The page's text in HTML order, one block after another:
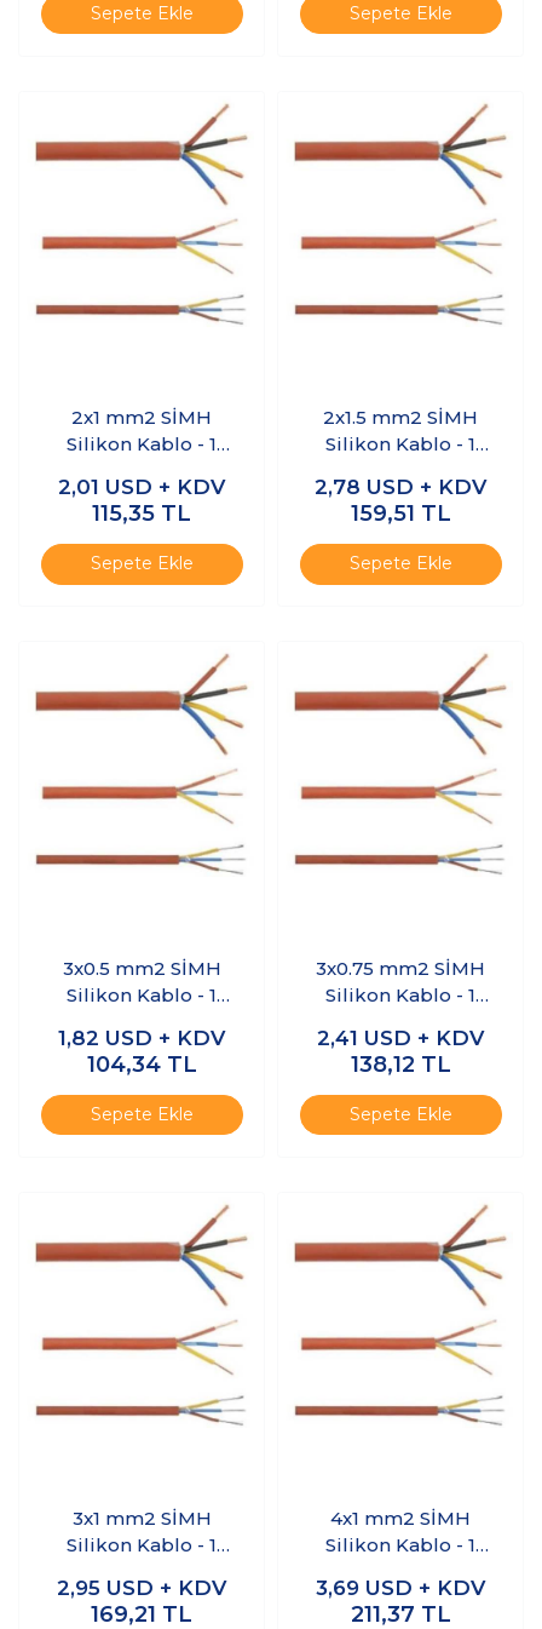
Sepete Ekle Sepete Ekle
2x1 mm2 SİMH
Silikon Kablo - 1
2,01 USD + KDV
115,35 TL
Sepete Ekle
2x1.5 mm2 SİMH
Silikon Kablo - 1
2,78 USD + KDV
159,51 TL
Sepete Ekle
3x0.5 mm2 SİMH
Silikon Kablo - 1
1,82 USD + KDV
104,34 TL
Sepete Ekle
3x0.75 mm2 SİMH
Silikon Kablo - 1
2,41 USD + KDV
138,12 TL
Sepete Ekle
3x1 mm2 SİMH
Silikon Kablo - 1
2,95 USD + KDV
169,21 TL
4x1 mm2 SİMH
Silikon Kablo - 1
3,69 USD + KDV
211,37 TL